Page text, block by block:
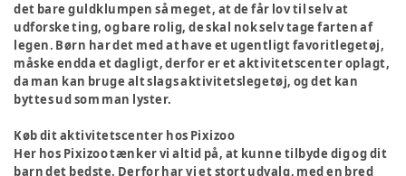
det bare guldklumpen så meget, at de får lov til selv at
udforske ting, og bare rolig, de skal nok selv tage farten af
legen. Børn har det med at have et ugentligt favoritlegetøj,
måske endda et dagligt, derfor er et aktivitetscenter oplagt,
da man kan bruge alt slags aktivitetslegetøj, og det kan
byttes ud som man lyster.
Køb dit aktivitetscenter hos Pixizoo
Her hos Pixizoo tænker vi altid på, at kunne tilbyde dig og dit
barn det bedste. Derfor har vi et stort udvalg, med en bred